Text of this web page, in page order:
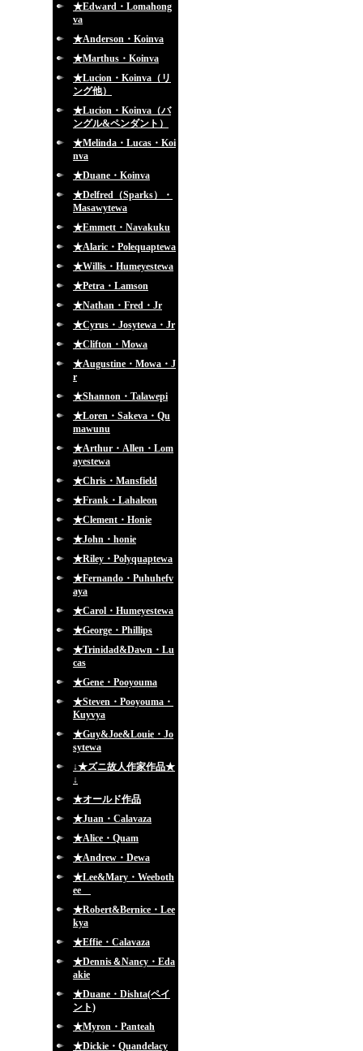
★Edward・Lomahong
va
★Anderson・Koinva
★Marthus・Koinva
★Lucion・Koinva（リ
ング他）
★Lucion・Koinva（バ
ングル&ペンダント）
★Melinda・Lucas・Koi
nva
★Duane・Koinva
★Delfred（Sparks）・
Masawytewa
★Emmett・Navakuku
★Alaric・Polequaptewa
★Willis・Humeyestewa
★Petra・Lamson
★Nathan・Fred・Jr
★Cyrus・Josytewa・Jr
★Clifton・Mowa
★Augustine・Mowa・J
r
★Shannon・Talawepi
★Loren・Sakeva・Qu
mawunu
★Arthur・Allen・Lom
ayestewa
★Chris・Mansfield
★Frank・Lahaleon
★Clement・Honie
★John・honie
★Riley・Polyquaptewa
★Fernando・Puhuhefv
aya
★Carol・Humeyestewa
★George・Phillips
★Trinidad&Dawn・Lu
cas
★Gene・Pooyouma
★Steven・Pooyouma・
Kuyvya
★Guy&Joe&Louie・Jo
sytewa
↓★ズニ故人作家作品★
↓
★オールド作品
★Juan・Calavaza
★Alice・Quam
★Andrew・Dewa
★Lee&Mary・Weeboth
ee
★Robert&Bernice・Lee
kya
★Effie・Calavaza
★Dennis＆Nancy・Eda
akie
★Duane・Dishta(ペイ
ント)
★Myron・Panteah
★Dickie・Quandelacy